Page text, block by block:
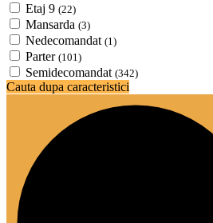
Etaj 9 (22)
Mansarda (3)
Nedecomandat (1)
Parter (101)
Semidecomandat (342)
Cauta dupa caracteristici